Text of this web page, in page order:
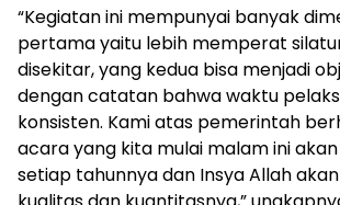
“Kegiatan ini mempunyai banyak
pertama yaitu lebih memperat
disekitar, yang kedua bisa menjadi
dengan catatan bahwa waktu
konsisten. Kami atas pemerintah
acara yang kita mulai malam ini
setiap tahunnya dan Insya Allah